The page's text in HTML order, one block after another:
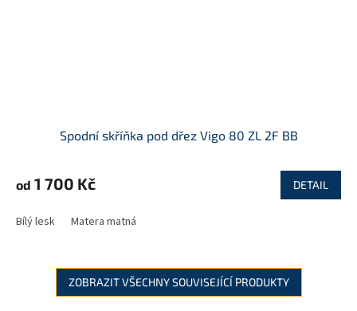
Spodní skříňka pod dřez Vigo 80 ZL 2F BB
od 1 700 Kč DETAIL
Bílý lesk Matera matná
ZOBRAZIT VŠECHNY SOUVISEJÍCÍ PRODUKTY